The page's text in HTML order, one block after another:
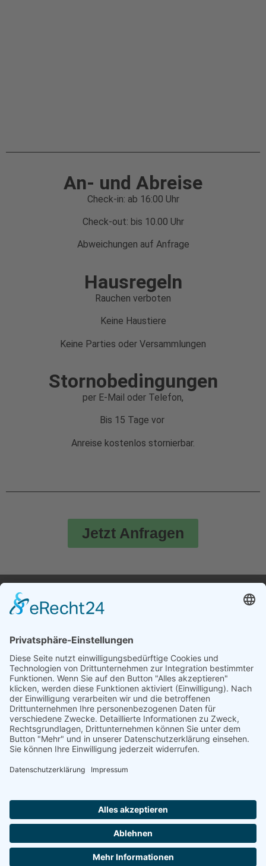
An- und Abreise
Check-in: ab 16:00 Uhr
Check-out: bis 10.00 Uhr
Abweichungen auf Anfrage
Hausregeln
Rauchen verboten
Keine Haustiere
Keine Parties oder Versammlungen
Stornobedingungen
per E-Mail oder Telefon,
Bis 15 Tage vor
Anreise kostenlos stornierbar.
Jetzt Anfragen
Home
City-Guide
Jobangebote
Kontakt
Mitarbeiter-Login
Vermiete an uns
Grüner Weg 9
84431 Heldenstein
Deutschland
info@come4stay.com
+49 8636 6090008
AGB Datenschutz Impressum